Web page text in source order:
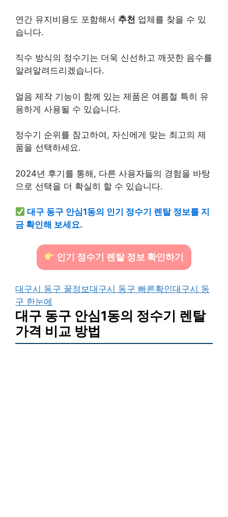
연간 유지비용도 포함해서 추천 업체를 찾을 수 있
습니다.
직수 방식의 정수기는 더욱 신선하고 깨끗한 음수를
알려알려드리겠습니다.
얼음 제작 기능이 함께 있는 제품은 여름철 특히 유
용하게 사용될 수 있습니다.
정수기 순위를 참고하여, 자신에게 맞는 최고의 제
품을 선택하세요.
2024년 후기를 통해, 다른 사용자들의 경험을 바탕
으로 선택을 더 확실히 할 수 있습니다.
대구 동구 안심1동의 인기 정수기 렌탈 정보를 지
금 확인해 보세요.
인기 정수기 렌탈 정보 확인하기
대구시 동구 꿀정보대구시 동구 빠른확인대구시 동
구 한눈에
대구 동구 안심1동의 정수기 렌탈
가격 비교 방법